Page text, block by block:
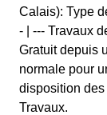
Calais): Type
- | --- Travaux
Gratuit depuis
normale pour
disposition
Travaux.